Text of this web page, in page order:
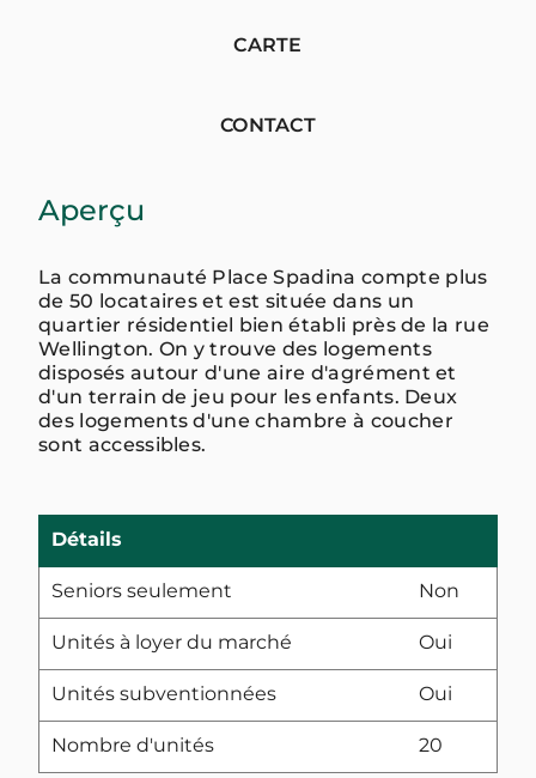
CARTE
CONTACT
Aperçu
La communauté Place Spadina compte plus
de 50 locataires et est située dans un
quartier résidentiel bien établi près de la rue
Wellington. On y trouve des logements
disposés autour d'une aire d'agrément et
d'un terrain de jeu pour les enfants. Deux
des logements d'une chambre à coucher
sont accessibles.
Détails
Seniors seulement Non
Unités à loyer du marché Oui
Unités subventionnées Oui
Nombre d'unités 20